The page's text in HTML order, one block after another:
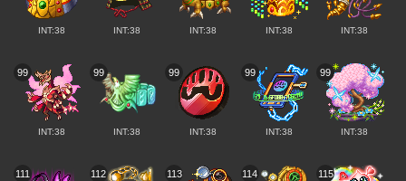
INT:38 INT:38 INT:38 INT:38 INT:38
99
INT:38
99
INT:38
99
INT:38
99
INT:38
99
INT:38
111 112 113 114 115